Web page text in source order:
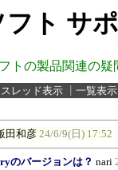
ト サ
トの製品関連の疑
スレッド表示 一覧表示
田和彦 24/6/9(日) 17:52
のバージョンは？ nari